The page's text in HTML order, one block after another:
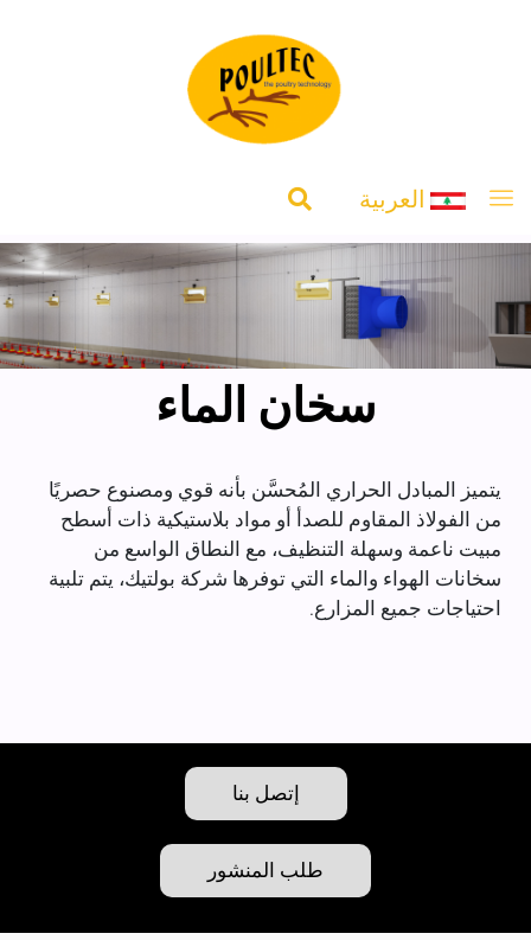
العربية
سخان الماء
يتميز المبادل الحراري المُحسَّن بأنه قوي ومصنوع حصريًا
من الفولاذ المقاوم للصدأ أو مواد بلاستيكية ذات أسطح
مبيت ناعمة وسهلة التنظيف، مع النطاق الواسع من
سخانات الهواء والماء التي توفرها شركة بولتيك، يتم تلبية
احتياجات جميع المزارع.
إتصل بنا
طلب المنشور